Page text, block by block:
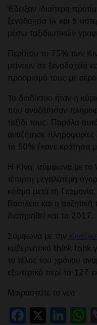
Έδειξαν ιδιαίτερη
ξενοδοχεία (4 και 5
μέσω ταξιδιωτικών
Περίπου το 75% των
μείνουν σε ξενοδοχεία
προορισμό τους με
Το διαδίκτυο ήταν η
που αναζήτησαν
ταξίδι τους. Παρόλα
αναζήτησε
το 50% έκανε κράτηση
Η Κίνα, σύμφωνα με
τέταρτη μεγαλύτερη
κόσμο μετά τη
Βασίλειο και η
διατηρηθεί και το 2017.
Σύμφωνα με την
κυβερνητικό think tank
το τέλος του χρόνου
εξωτερικό περί τα 127
Μοιραστείτε τα νέα
Facebook
X